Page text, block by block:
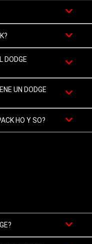
DODGE
UN DODGE
HO Y SO?